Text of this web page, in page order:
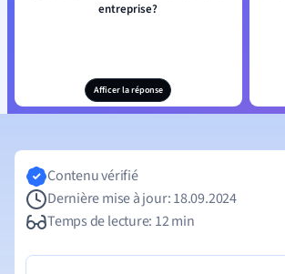
entreprise?
Afficer la réponse
Contenu vérifié
Dernière mise à jour: 18.09.2024
Temps de lecture: 12 min